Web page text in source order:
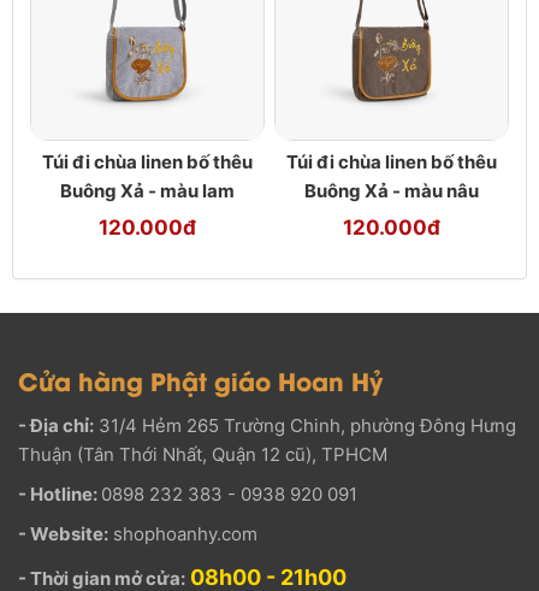
Túi đi chùa linen bố thêu
Buông Xả - màu lam
120.000đ
Túi đi chùa linen bố thêu
Buông Xả - màu nâu
120.000đ
Cửa hàng Phật giáo Hoan Hỷ
- Địa chỉ: 31/4 Hẻm 265 Trường Chinh, phường Đông Hưng
Thuận (Tân Thới Nhất, Quận 12 cũ), TPHCM
- Hotline: 0898 232 383 - 0938 920 091
- Website: shophoanhy.com
- Thời gian mở cửa: 08h00 - 21h00